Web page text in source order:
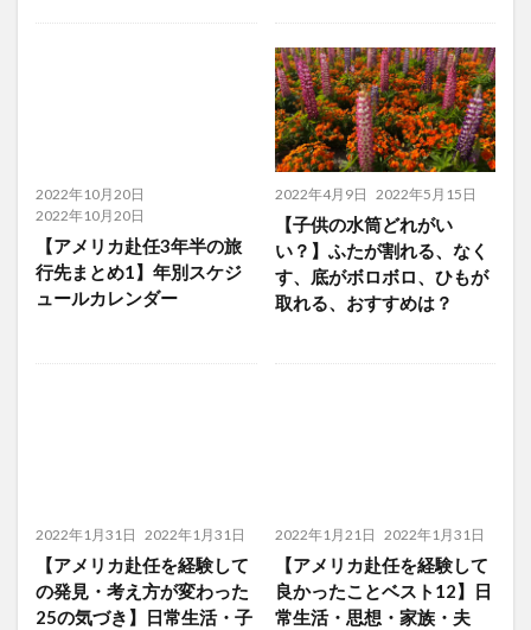
2022年10月20日
2022年10月20日
【アメリカ赴任3年半の旅
行先まとめ1】年別スケジ
ュールカレンダー
2022年4月9日 2022年5月15日
【子供の水筒どれがい
い？】ふたが割れる、なく
す、底がボロボロ、ひもが
取れる、おすすめは？
2022年1月31日 2022年1月31日
【アメリカ赴任を経験して
の発見・考え方が変わった
25の気づき】日常生活・子
2022年1月21日 2022年1月31日
【アメリカ赴任を経験して
良かったことベスト12】日
常生活・思想・家族・夫